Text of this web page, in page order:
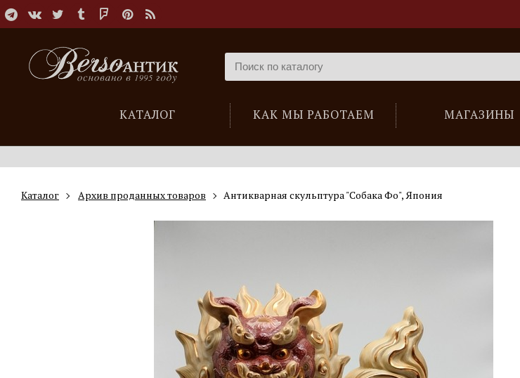
КАТАЛОГ КАК МЫ РАБОТАЕМ МАГАЗИНЫ
Каталог Архив проданных товаров Антикварная скульптура "Собака Фо", Япония